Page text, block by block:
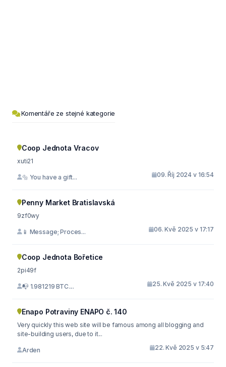
Komentáře ze stejné kategorie
Coop Jednota Vracov
xuti21
🔩 You have a gift... 09. Říj 2024 v 16:54
Penny Market Bratislavská
9zf0wy
📱 Message; Proces... 06. Kvě 2025 v 17:17
Coop Jednota Bořetice
2pi49f
📭 1.981219 BTC.... 25. Kvě 2025 v 17:40
Enapo Potraviny ENAPO č. 140
Very quickly this web site will be famous among all blogging and
site-building users, due to it...
Arden 22. Kvě 2025 v 5:47